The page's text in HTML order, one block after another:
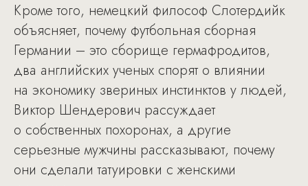
Кроме того, немецкий философ Слотердийк
объясняет, почему футбольная сборная
Германии – это сборище гермафродитов,
два английских ученых спорят о влиянии
на экономику звериных инстинктов у людей,
Виктор Шендерович рассуждает
о собственных похоронах, а другие
серьезные мужчины рассказывают, почему
они сделали татуировки с женскими